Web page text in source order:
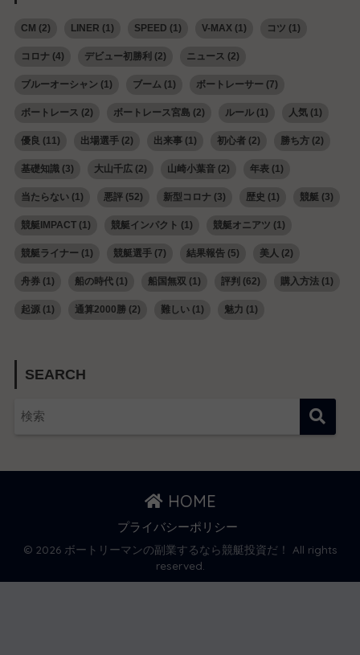
CM (2) LINER (1) SPEED (1) V-MAX(1) コツ (1)
コロナ(4) デビュー初勝利 (2) ニュース (2)
ブルーオーシャン (1) ブーム(1) ボートレーサー (7)
ボートレース (2) ボートレース宮島 (2) ルール(1) 人気(1)
優良 (11) 出場選手(2) 出来事(1) 初心者(2) 勝ち方(2)
基礎知識(3) 大山千広(2) 山崎小葉音(2) 年表(1)
当たらない(1) 悪評(52) 新型コロナ(3) 歴史 (1) 競艇 (3)
競艇IMPACT(1) 競艇インパクト (1) 競艇オニアツ (1)
競艇ライナー (1) 競艇選手(7) 結果報告(5) 美人 (2)
舟券(1) 船の時代(1) 船国無双 (1) 評判 (62) 購入方法(1)
起源(1) 通算2000勝(2) 難しい(1) 魅力 (1)
SEARCH
HOME
プライバシーポリシー
© 2026 ボートリーマンの副業するなら競艇投資だ！ All rights
reserved.